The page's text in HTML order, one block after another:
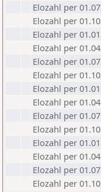
Elozahl per
Elozahl per
Elozahl per
Elozahl per
Elozahl per
Elozahl per
Elozahl per
Elozahl per
Elozahl per
Elozahl per
Elozahl per
Elozahl per
Elozahl per
Elozahl per